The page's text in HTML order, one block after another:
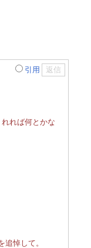
引用
れば何とかな
追悼して。